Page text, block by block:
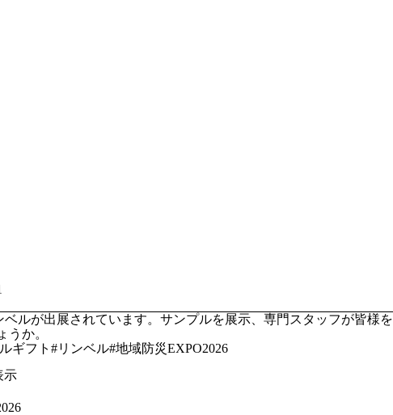
ベルが出展されています。サンプルを展示、専門スタッフが皆様
うか。
ギフト#リンベル#地域防災EXPO2026
示